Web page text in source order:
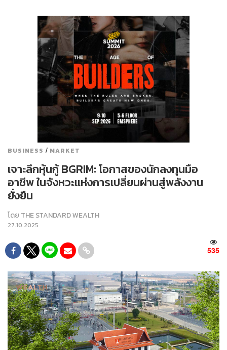
BUSINESS / MARKET
เจาะลึกหุ้นกู้ BGRIM: โอกาสของนักลงทุนมือ
อาชีพ ในจังหวะแห่งการเปลี่ยนผ่านสู่พลังงาน
ยั่งยืน
โดย THE STANDARD WEALTH
27.10.2025
535